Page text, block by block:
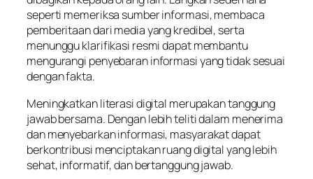
seperti memeriksa sumber informasi, membaca
pemberitaan dari media yang kredibel, serta
menunggu klarifikasi resmi dapat membantu
mengurangi penyebaran informasi yang tidak sesuai
dengan fakta.
Meningkatkan literasi digital merupakan tanggung
jawab bersama. Dengan lebih teliti dalam menerima
dan menyebarkan informasi, masyarakat dapat
berkontribusi menciptakan ruang digital yang lebih
sehat, informatif, dan bertanggung jawab.